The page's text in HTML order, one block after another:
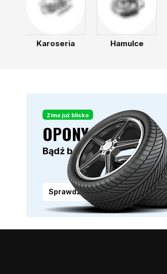
Karoseria Hamulce
Zima już blisko
OPONY
Bądź bezpieczny
Sprawdź